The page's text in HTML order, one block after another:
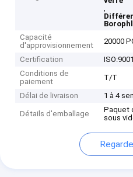
,
Capacité
d'approvisionnement
20000
Certification
Conditions de
paiement
T/T
Délai de livraison 1 à 4
Détails d'emballage
Paquet
sous